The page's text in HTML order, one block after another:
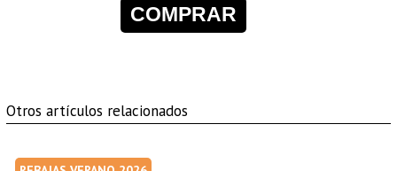
COMPRAR
Otros artículos relacionados